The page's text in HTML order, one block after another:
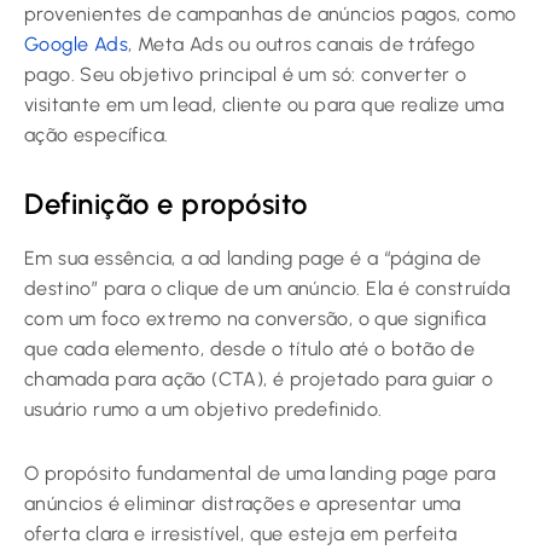
provenientes de campanhas de anúncios pagos, como
Google Ads, Meta Ads ou outros canais de tráfego
pago. Seu objetivo principal é um só: converter o
visitante em um lead, cliente ou para que realize uma
ação específica.
Definição e propósito
Em sua essência, a ad landing page é a “página de
destino” para o clique de um anúncio. Ela é construída
com um foco extremo na conversão, o que significa
que cada elemento, desde o título até o botão de
chamada para ação (CTA), é projetado para guiar o
usuário rumo a um objetivo predefinido.
O propósito fundamental de uma landing page para
anúncios é eliminar distrações e apresentar uma
oferta clara e irresistível, que esteja em perfeita